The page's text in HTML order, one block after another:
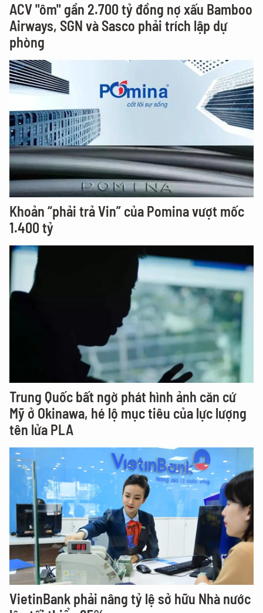
ACV "ôm" gần 2.700 tỷ đồng nợ xấu Bamboo
Airways, SGN và Sasco phải trích lập dự
phòng
Khoản “phải trả Vin” của Pomina vượt mốc
1.400 tỷ
Trung Quốc bất ngờ phát hình ảnh căn cứ
Mỹ ở Okinawa, hé lộ mục tiêu của lực lượng
tên lửa PLA
VietinBank phải nâng tỷ lệ sở hữu Nhà nước